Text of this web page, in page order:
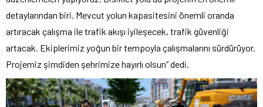
detaylarından biri. Mevcut yolun kapasitesini önemli oranda
artıracak çalışma ile trafik akışı iyileşecek, trafik güvenliği
artacak. Ekiplerimiz yoğun bir tempoyla çalışmalarını sürdürüyor.
Projemiz şimdiden şehrimize hayırlı olsun” dedi.